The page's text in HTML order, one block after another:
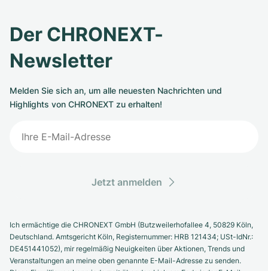
Der CHRONEXT-
Newsletter
Melden Sie sich an, um alle neuesten Nachrichten und
Highlights von CHRONEXT zu erhalten!
Jetzt anmelden
Ich ermächtige die CHRONEXT GmbH (Butzweilerhofallee 4, 50829 Köln,
Deutschland. Amtsgericht Köln, Registernummer: HRB 121434; USt-IdNr.:
DE451441052), mir regelmäßig Neuigkeiten über Aktionen, Trends und
Veranstaltungen an meine oben genannte E-Mail-Adresse zu senden.